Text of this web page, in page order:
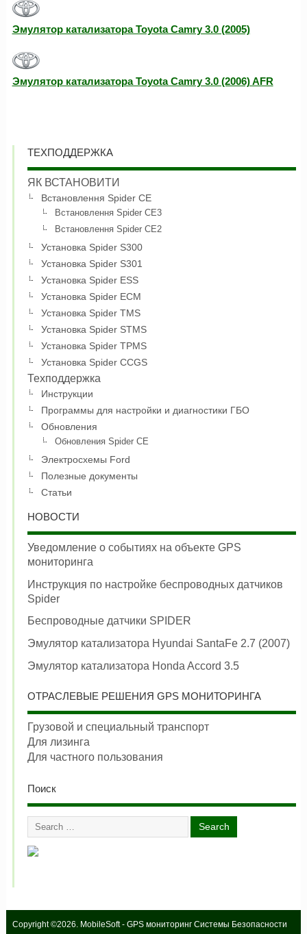
Эмулятор катализатора Toyota Camry 3.0 (2005)
Эмулятор катализатора Toyota Camry 3.0 (2006) AFR
ТЕХПОДДЕРЖКА
ЯК ВСТАНОВИТИ
Встановлення Spider CE
Встановлення Spider CE3
Встановлення Spider CE2
Установка Spider S300
Установка Spider S301
Установка Spider ESS
Установка Spider ECM
Установка Spider TMS
Установка Spider STMS
Установка Spider TPMS
Установка Spider CCGS
Техподдержка
Инструкции
Программы для настройки и диагностики ГБО
Обновления
Обновления Spider CE
Электросхемы Ford
Полезные документы
Статьи
НОВОСТИ
Уведомление о событиях на объекте GPS
мониторинга
Инструкция по настройке беспроводных датчиков
Spider
Беспроводные датчики SPIDER
Эмулятор катализатора Hyundai SantaFe 2.7 (2007)
Эмулятор катализатора Honda Accord 3.5
ОТРАСЛЕВЫЕ РЕШЕНИЯ GPS МОНИТОРИНГА
Грузовой и специальный транспорт
Для лизинга
Для частного пользования
Поиск
Copyright ©2026. MobileSoft - GPS мониторинг Системы Безопасности